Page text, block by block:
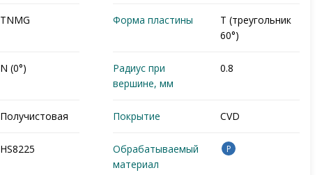
TNMG Форма пластины
T (треугольник
60°)
N (0°)
Радиус при
вершине, мм
0.8
Получистовая Покрытие CVD
HS8225
Обрабатываемый
материал
P